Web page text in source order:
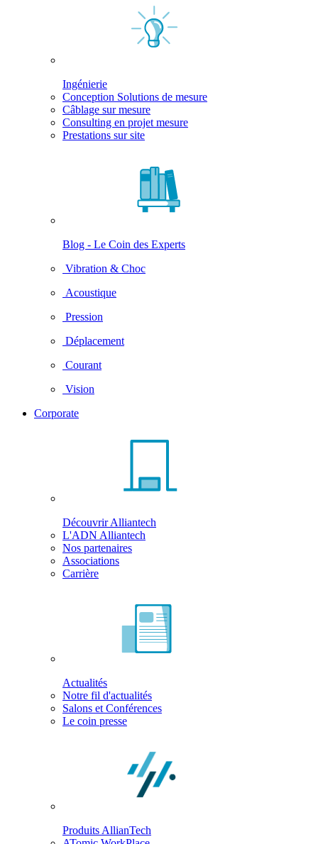
Ingénierie
Conception Solutions de mesure
Câblage sur mesure
Consulting en projet mesure
Prestations sur site
Blog - Le Coin des Experts
Vibration & Choc
Acoustique
Pression
Déplacement
Courant
Vision
Corporate
Découvrir Alliantech
L'ADN Alliantech
Nos partenaires
Associations
Carrière
Actualités
Notre fil d'actualités
Salons et Conférences
Le coin presse
Produits AllianTech